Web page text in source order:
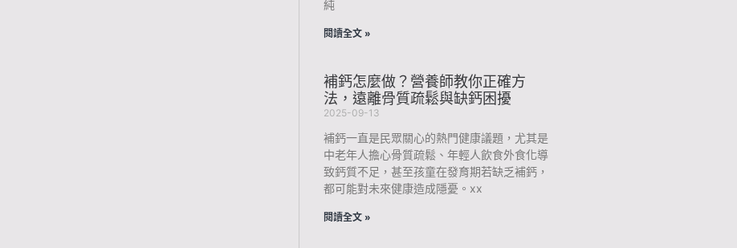
純
閱讀全文 »
補鈣怎麼做？營養師教你正確方
法，遠離骨質疏鬆與缺鈣困擾
2025-09-13
補鈣一直是民眾關心的熱門健康議題，尤其是
中老年人擔心骨質疏鬆、年輕人飲食外食化導
致鈣質不足，甚至孩童在發育期若缺乏補鈣，
都可能對未來健康造成隱憂。xx
閱讀全文 »